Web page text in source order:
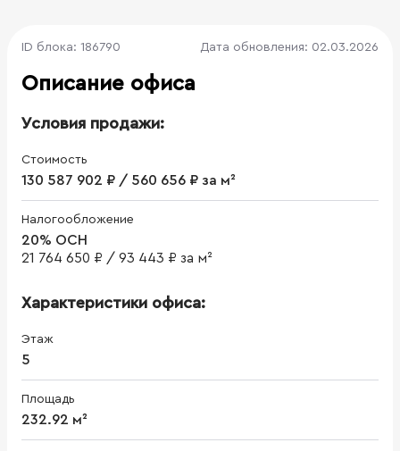
ID блока: 186790 Дата обновления: 02.03.2026
Описание офиса
Условия продажи:
Стоимость
130 587 902 ₽ / 560 656 ₽ за м²
Налогообложение
20% ОСН
21 764 650 ₽ / 93 443 ₽ за м²
Характеристики офиса:
Этаж
5
Площадь
232.92 м²